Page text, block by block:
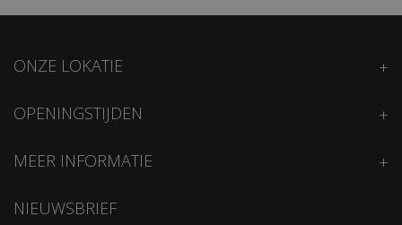
ONZE LOKATIE
OPENINGSTIJDEN
MEER INFORMATIE
NIEUWSBRIEF